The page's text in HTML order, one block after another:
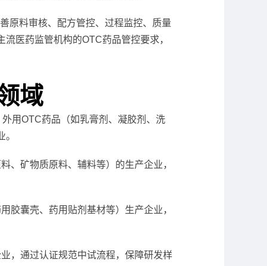
原料审核、配方管控、过程监控、质量
医药监管机构的OTC药品管控要求，
域
用OTC药品（如乳膏剂、凝胶剂、洗
、矿物质原料、辅料等）的生产企业，
胶囊壳、药用贴剂基材等）生产企业，
，通过认证规范中试流程，保障研发样